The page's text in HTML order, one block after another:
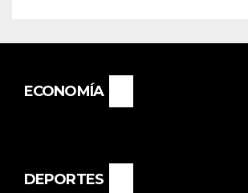
ECONOMÍA
DEPORTES